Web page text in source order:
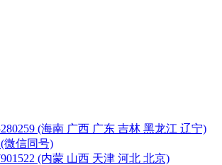
(海南 广西 广东 吉林 黑龙江 辽宁)
微信同号)
(内蒙 山西 天津 河北 北京)